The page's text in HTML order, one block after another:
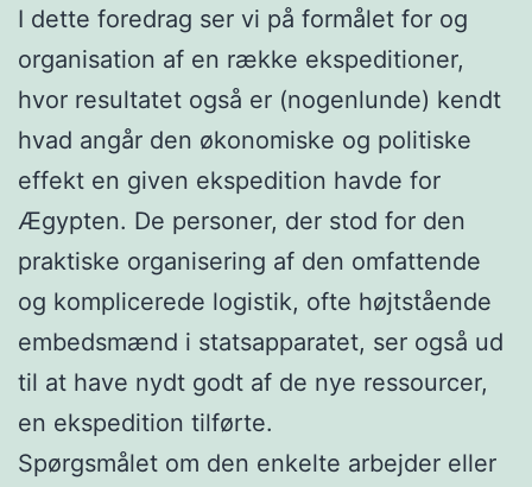
I dette foredrag ser vi på formålet for og
organisation af en række ekspeditioner,
hvor resultatet også er (nogenlunde) kendt
hvad angår den økonomiske og politiske
effekt en given ekspedition havde for
Ægypten. De personer, der stod for den
praktiske organisering af den omfattende
og komplicerede logistik, ofte højtstående
embedsmænd i statsapparatet, ser også ud
til at have nydt godt af de nye ressourcer,
en ekspedition tilførte.
Spørgsmålet om den enkelte arbejder eller